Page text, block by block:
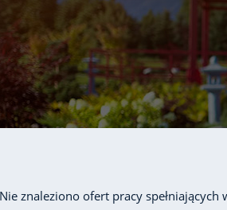
Nie znaleziono ofert pracy spełniających